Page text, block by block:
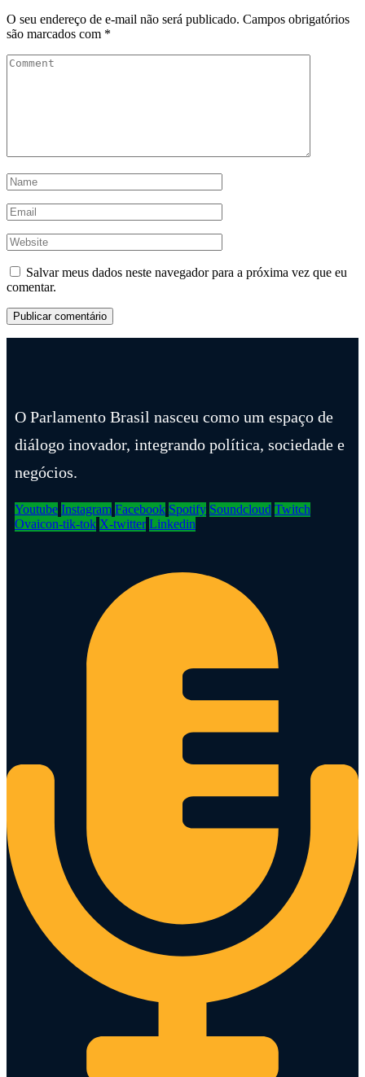
O seu endereço de e-mail não será publicado. Campos obrigatórios
são marcados com *
Salvar meus dados neste navegador para a próxima vez que eu
comentar.
O Parlamento Brasil nasceu como um espaço de
diálogo inovador, integrando política, sociedade e
negócios.
Youtube Instagram Facebook Spotify Soundcloud Twitch
Ovaicon-tik-tok X-twitter Linkedin